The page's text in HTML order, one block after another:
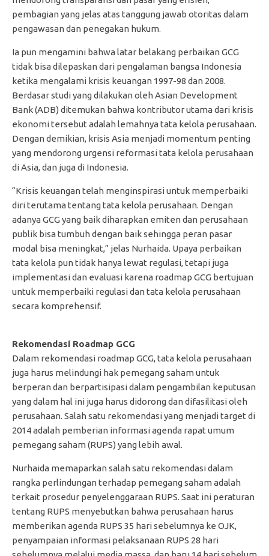
pembagian yang jelas atas tanggung jawab otoritas dalam
pengawasan dan penegakan hukum.
Ia pun mengamini bahwa latar belakang perbaikan GCG
tidak bisa dilepaskan dari pengalaman bangsa Indonesia
ketika mengalami krisis keuangan 1997-98 dan 2008.
Berdasar studi yang dilakukan oleh Asian Development
Bank (ADB) ditemukan bahwa kontributor utama dari krisis
ekonomi tersebut adalah lemahnya tata kelola perusahaan.
Dengan demikian, krisis Asia menjadi momentum penting
yang mendorong urgensi reformasi tata kelola perusahaan
di Asia, dan juga di Indonesia.
“Krisis keuangan telah menginspirasi untuk memperbaiki
diri terutama tentang tata kelola perusahaan. Dengan
adanya GCG yang baik diharapkan emiten dan perusahaan
publik bisa tumbuh dengan baik sehingga peran pasar
modal bisa meningkat,” jelas Nurhaida. Upaya perbaikan
tata kelola pun tidak hanya lewat regulasi, tetapi juga
implementasi dan evaluasi karena roadmap GCG bertujuan
untuk memperbaiki regulasi dan tata kelola perusahaan
secara komprehensif.
Rekomendasi Roadmap GCG
Dalam rekomendasi roadmap GCG, tata kelola perusahaan
juga harus melindungi hak pemegang saham untuk
berperan dan berpartisipasi dalam pengambilan keputusan
yang dalam hal ini juga harus didorong dan difasilitasi oleh
perusahaan. Salah satu rekomendasi yang menjadi target di
2014 adalah pemberian informasi agenda rapat umum
pemegang saham (RUPS) yang lebih awal.
Nurhaida memaparkan salah satu rekomendasi dalam
rangka perlindungan terhadap pemegang saham adalah
terkait prosedur penyelenggaraan RUPS. Saat ini peraturan
tentang RUPS menyebutkan bahwa perusahaan harus
memberikan agenda RUPS 35 hari sebelumnya ke OJK,
penyampaian informasi pelaksanaan RUPS 28 hari